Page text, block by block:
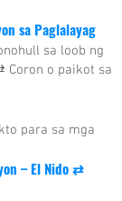
sa Paglalayag
sa loob ng
Coron o paikot sa
para sa mga
– El Nido ⇄